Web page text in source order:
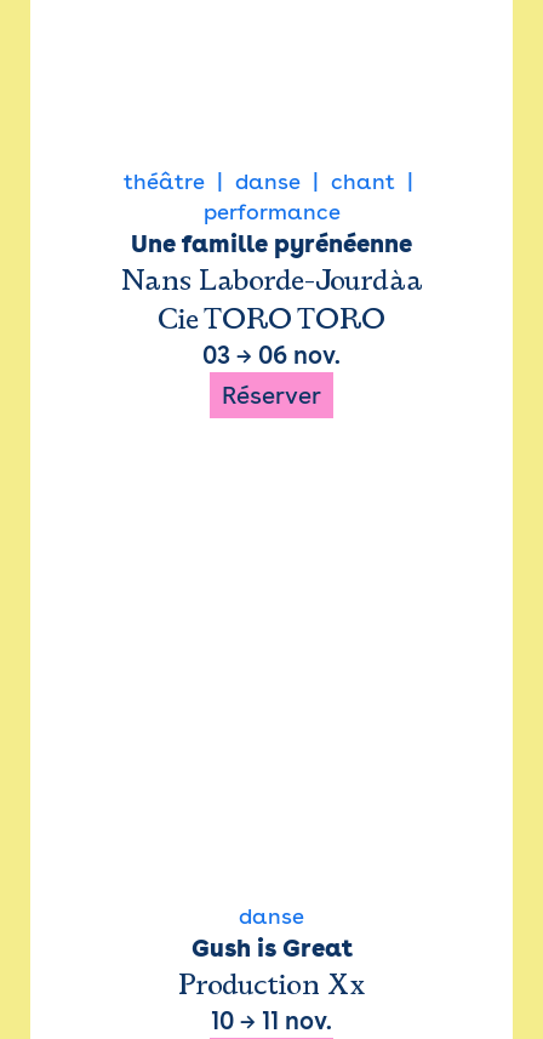
théâtre danse
chant
performance
Une famille pyrénéenne
Nans Laborde-Jourdàa
Cie TORO TORO
03 → 06 nov.
Réserver
danse
Gush is Great
Production Xx
10 → 11 nov.